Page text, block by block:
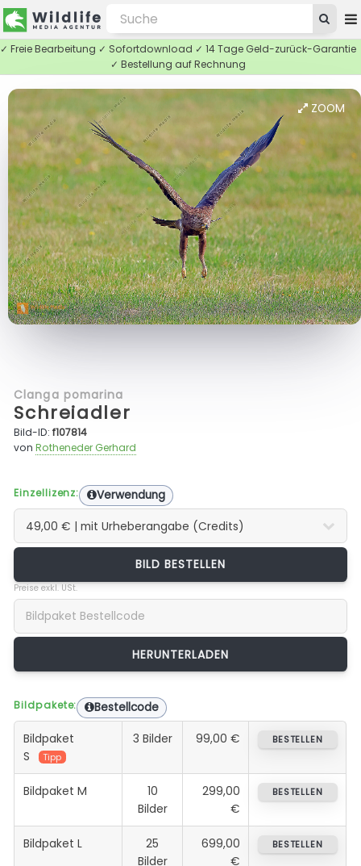
✓ Freie Bearbeitung ✓ Sofortdownload ✓ 14 Tage Geld-zurück-Garantie
✓ Bestellung auf Rechnung
ZOOM
Clanga pomarina
Schreiadler
Bild-ID:f107814
vonRotheneder Gerhard
Einzellizenz: Verwendung
BILD BESTELLEN
Preise exkl. USt.
Bildpakete: Bestellcode
Bildpaket
S
Tipp
3 Bilder 99,00 € BESTELLEN
Bildpaket M
10
Bilder
299,00
€
BESTELLEN
Bildpaket L
25
Bilder
699,00
€
BESTELLEN